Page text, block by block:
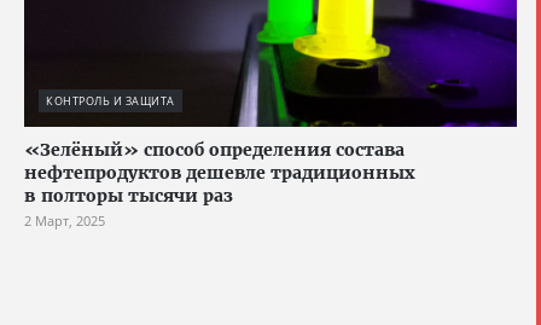
КОНТРОЛЬ И ЗАЩИТА
«Зелёный» способ определения состава
нефтепродуктов дешевле традиционных
в полторы тысячи раз
2 Март, 2025